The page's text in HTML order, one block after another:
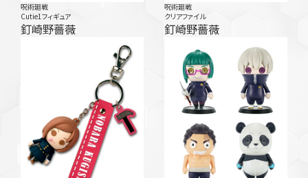
呪術廻戦
Cutie1フィギュア
釘崎野薔薇
呪術廻戦
クリアファイル
釘崎野薔薇